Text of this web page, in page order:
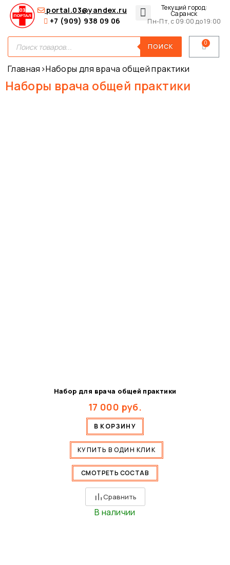
Текущий город:
Саранск
Пн-Пт, с 09:00 до 19:00
portal.03@yandex.ru
+7 (909) 938 09 06
ПОИСК
Главная ›Наборы для врача общей практики
Наборы врача общей практики
Набор для врача общей практики
17 000 руб.
В КОРЗИНУ
КУПИТЬ В ОДИН КЛИК
СМОТРЕТЬ СОСТАВ
Сравнить
В наличии